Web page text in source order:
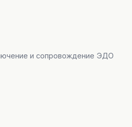
и сопровождение ЭДО